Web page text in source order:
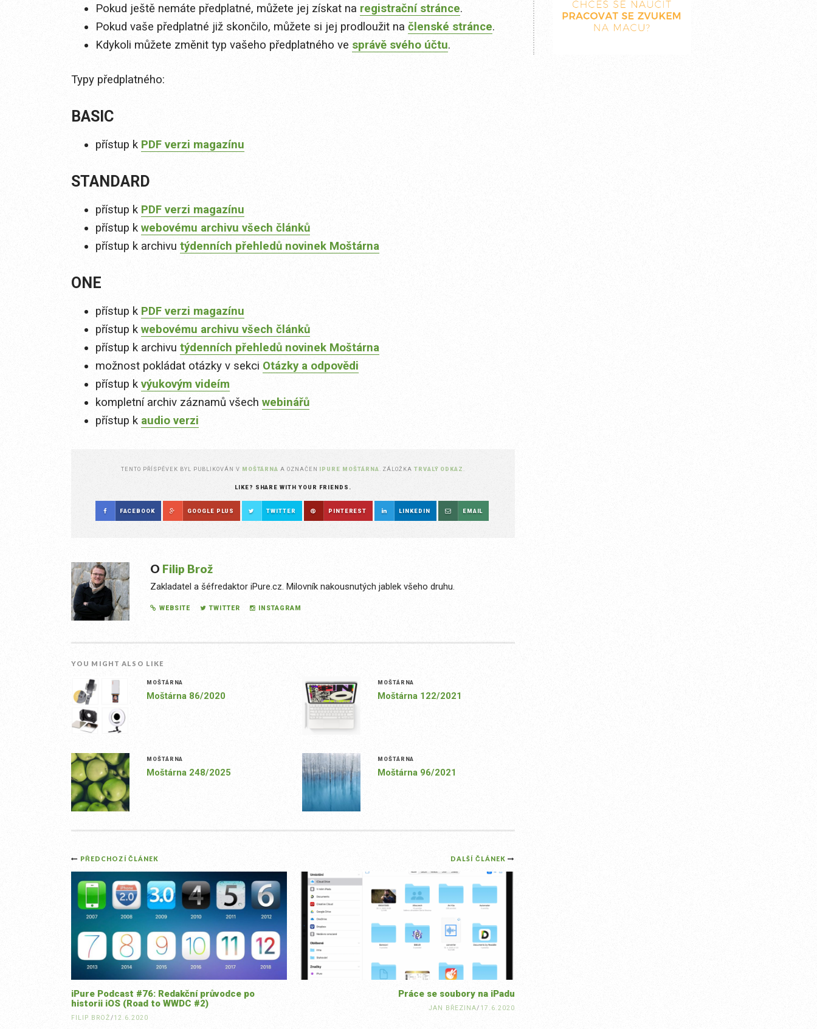
Pokud ještě nemáte předplatné, můžete jej získat na registrační stránce.
Pokud vaše předplatné již skončilo, můžete si jej prodloužit na členské stránce.
Kdykoli můžete změnit typ vašeho předplatného ve správě svého účtu.
Typy předplatného:
BASIC
přístup k PDF verzi magazínu
STANDARD
přístup k PDF verzi magazínu
přístup k webovému archivu všech článků
přístup k archivu týdenních přehledů novinek Moštárna
ONE
přístup k PDF verzi magazínu
přístup k webovému archivu všech článků
přístup k archivu týdenních přehledů novinek Moštárna
možnost pokládat otázky v sekci Otázky a odpovědi
přístup k výukovým videím
kompletní archiv záznamů všech webinářů
přístup k audio verzi
TENTO PŘÍSPĚVEK BYL PUBLIKOVÁN V MOŠTÁRNA A OZNAČEN IPURE MOŠTÁRNA . ZÁLOŽKA TRVALÝ ODKAZ
LIKE? SHARE WITH YOUR FRIENDS.
FACEBOOK GOOGLE PLUS TWITTER PINTEREST LINKEDIN EMAIL
O Filip Brož
Zakladatel a šéfredaktor iPure.cz. Milovník nakousnutých jablek všeho druhu.
WEBSITE TWITTER INSTAGRAM
YOU MIGHT ALSO LIKE
MOŠTÁRNA
Moštárna 86/2020
MOŠTÁRNA
Moštárna 122/2021
MOŠTÁRNA
Moštárna 248/2025
MOŠTÁRNA
Moštárna 96/2021
Post
navigation
DALŠÍ ČLÁNEK
Práce se soubory na iPadu
JAN BŘEZINA/ 17.6.2020
PŘEDCHOZÍ ČLÁNEK
iPure Podcast #76: Redakční průvodce po
historii iOS (Road to WWDC #2)
FILIP BROŽ /12.6.2020